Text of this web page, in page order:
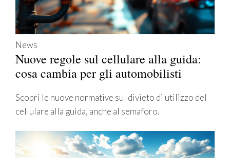
News
Nuove regole sul cellulare alla guida:
cosa cambia per gli automobilisti
Scopri le nuove normative sul divieto di utilizzo del
cellulare alla guida, anche al semaforo.